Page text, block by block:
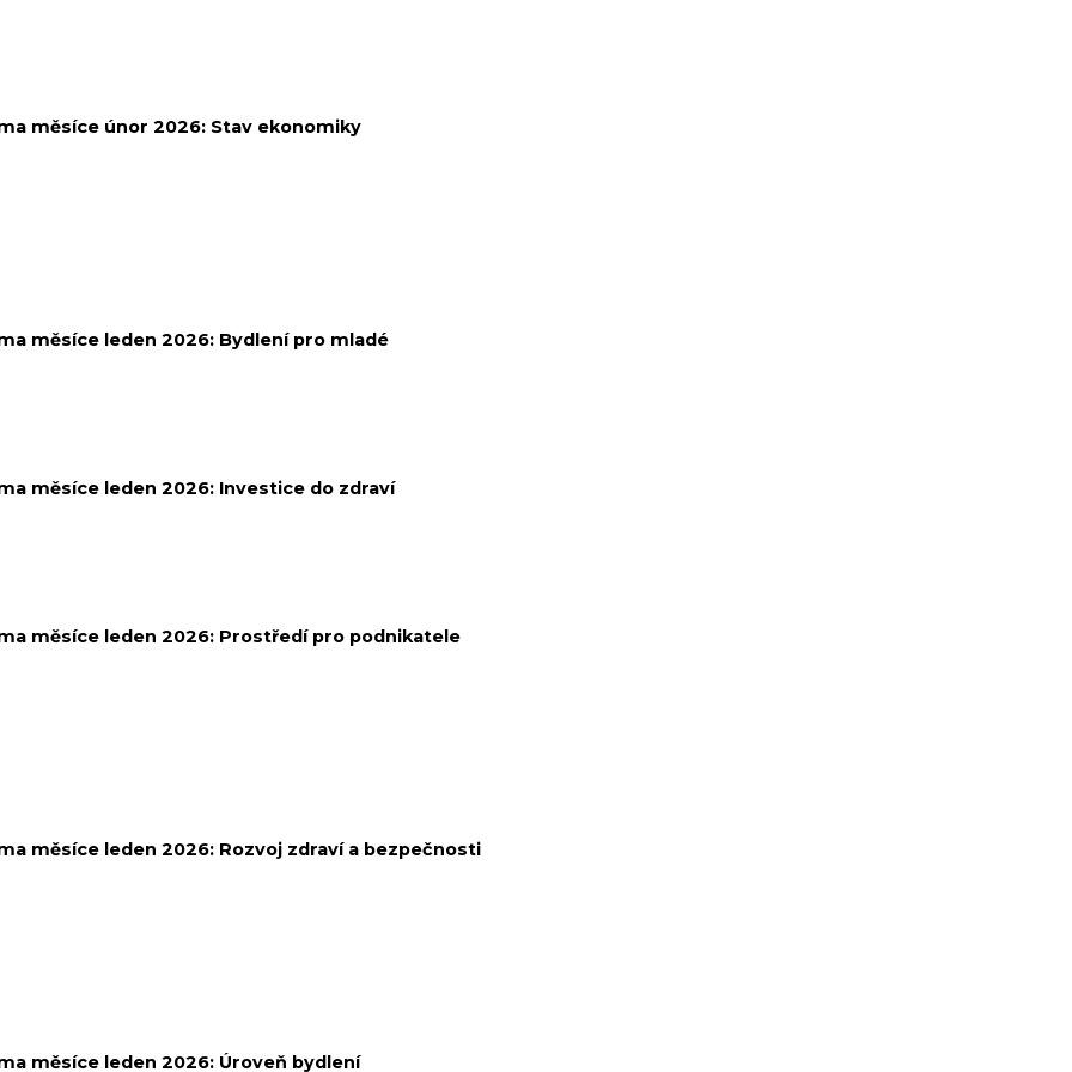
měsíce únor 2026: Stav ekonomiky
měsíce leden 2026: Bydlení pro mladé
měsíce leden 2026: Investice do zdraví
měsíce leden 2026: Prostředí pro podnikatele
měsíce leden 2026: Rozvoj zdraví a bezpečnosti
měsíce leden 2026: Úroveň bydlení